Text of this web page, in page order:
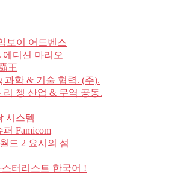
보이 어드벤스
에디션 마리오
王
과학 & 기술 협력. (주).
리 쳉 산업 & 무역 공동.
시스템
퍼 Famicom
드 2 요시의 섬
터리스트 한국어 !